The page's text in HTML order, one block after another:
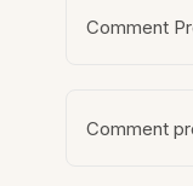
Comment
Comment